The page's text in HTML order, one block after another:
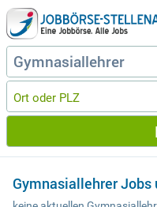
Gymnasiallehrer